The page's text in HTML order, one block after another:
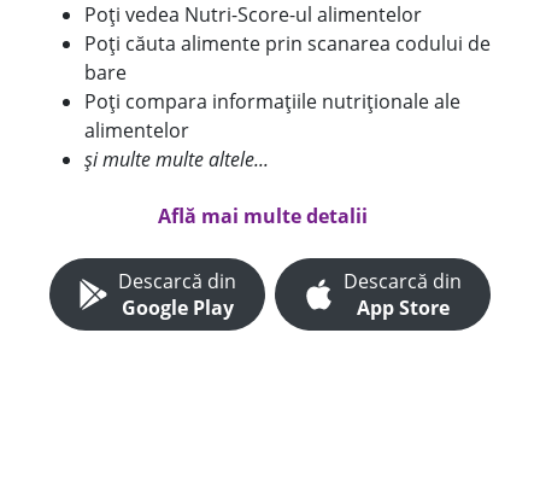
Poți vedea Nutri-Score-ul alimentelor
Poți căuta alimente prin scanarea codului de
bare
Poți compara informațiile nutriționale ale
alimentelor
și multe multe altele...
Află mai multe detalii
Descarcă din
Google Play
Descarcă din
App Store